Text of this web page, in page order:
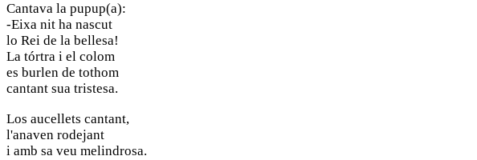
Cantava la pupup(a):
-Eixa nit ha nascut
lo Rei de la bellesa!
La tórtra i el colom
es burlen de tothom
cantant sua tristesa.
Los aucellets cantant,
l'anaven rodejant
i amb sa veu melindrosa.